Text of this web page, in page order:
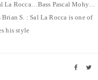
La Rocca…Bass Pascal Mohy…
S. : Sal La Rocca is one of
his style